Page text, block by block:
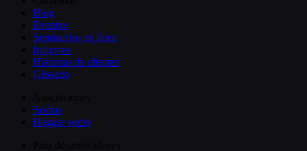
Blog
Eventos
Seminarios en línea
Informes
Historias de clientes
Glosario
Socios
Hágase socio